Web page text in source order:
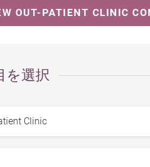
OUT-PATIENT CLINIC
を選択